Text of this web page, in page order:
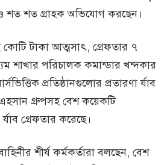
শত শত গ্রাহক অভিযোগ করছেন।
টাকা আত্মসাৎ, গ্রেফতার ৭
শাখার পরিচালক কমান্ডার খন্দকার
প্রতিষ্ঠানগুলোর প্রতারণা র্যাব
গ্রুপসহ বেশ কয়েকটি
র্যাব গ্রেফতার করেছে।
শীর্ষ কর্মকর্তারা বলছেন, বেশ